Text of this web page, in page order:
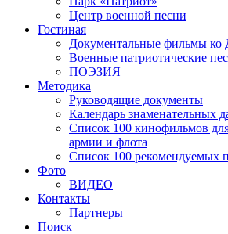
Центр военной песни
Гостиная
Документальные фильмы
Военные патриотические
ПОЭЗИЯ
Методика
Руководящие документы
Календарь знаменательных
Список 100 кинофильмов
армии и флота
Список 100 рекомендуемых
Фото
ВИДЕО
Контакты
Партнеры
Поиск